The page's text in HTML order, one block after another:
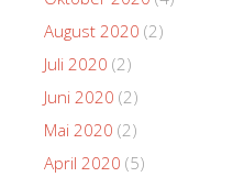
August 2020 (2)
Juli 2020 (2)
Juni 2020 (2)
Mai 2020 (2)
April 2020 (5)